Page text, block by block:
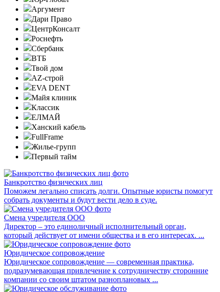
Аргумент
Дари Право
ЦентрКонсалт
Роснефть
Сбербанк
ВТБ
Твой дом
AZ-строй
EVA DENT
Майя клиник
Классик
ЕЛМАЙ
Ханский кабель
FullFrame
Жилье-групп
Первый тайм
Банкротство физических лиц
Поможем легально списать долги. Опытные юристы помогут
собрать документы и будут вести дело в суде.
Смена учредителя ООО
Директор – это единоличный исполнительный орган,
который действует от имени общества и в его интересах. ...
Юридическое сопровождение
Юридическое сопровождение — современная практика,
подразумевающая привлечение к сотрудничеству сторонние
компании со своим штатом разноплановых ...